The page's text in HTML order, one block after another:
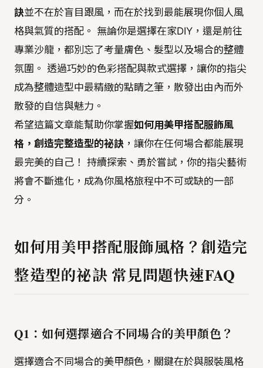
訣並不在於盲目跟風，而在於找到最能展現你個人風
格與氣質的搭配。 無論你是選擇在家DIY，還是前往
專業沙龍，都別忘了考量膚色、髮型以及場合的整體
氛圍。 透過巧妙的色彩搭配與款式選擇，讓你的指尖
成為整體造型中最精緻的點睛之筆，散發出由內而外
散發的自信與魅力。
希望這篇文章能幫助你掌握如何用美甲搭配服飾風
格，創造完整造型的祕訣 ，讓你在任何場合都能展現
最完美的自己！ 持續探索、勇於嘗試，你的指尖藝術
將會不斷進化，成為你風格旅程中不可或缺的一部
分。
如何用美甲搭配服飾風格？創造完
整造型的祕訣 常見問題快速FAQ
Q1：如何選擇適合不同場合的美甲顏色？
選擇適合不同場合的美甲顏色，關鍵在於與服裝風格